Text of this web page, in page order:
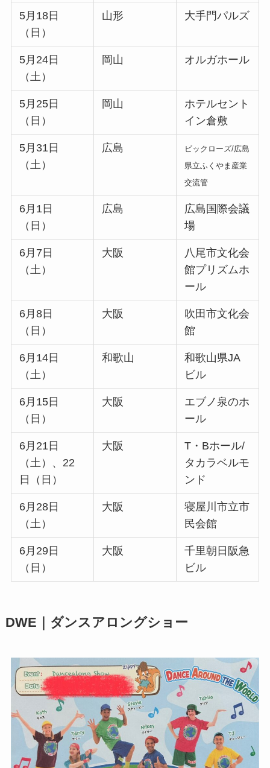
5月18日
（日）
山形 大手門パルズ
5月24日
（土）
岡山 オルガホール
5月25日
（日）
岡山
ホテルセント
イン倉敷
5月31日
（土）
広島
ビックローズ/広島
県立ふくやま産業
交流管
6月1日
（日）
広島
広島国際会議
場
6月7日
（土）
大阪
八尾市文化会
館プリズムホ
ール
6月8日
（日）
大阪
吹田市文化会
館
6月14日
（土）
和歌山
和歌山県JA
ビル
6月15日
（日）
大阪
エブノ泉のホ
ール
6月21日
（土）、22
日（日）
大阪
T・Bホール/
タカラベルモ
ンド
6月28日
（土）
大阪
寝屋川市立市
民会館
6月29日
（日）
大阪
千里朝日阪急
ビル
DWE｜ダンスアロングショー